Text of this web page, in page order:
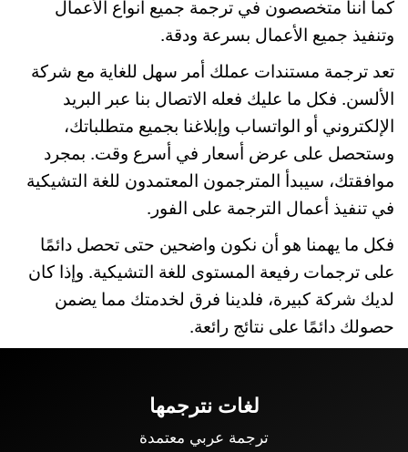
كما أننا متخصصون في ترجمة جميع أنواع الأعمال
وتنفيذ جميع الأعمال بسرعة ودقة.
تعد ترجمة مستندات عملك أمر سهل للغاية مع شركة
الألسن. فكل ما عليك فعله الاتصال بنا عبر البريد
الإلكتروني أو الواتساب وإبلاغنا بجميع متطلباتك،
وستحصل على عرض أسعار في أسرع وقت. بمجرد
موافقتك، سيبدأ المترجمون المعتمدون للغة التشيكية
في تنفيذ أعمال الترجمة على الفور.
فكل ما يهمنا هو أن نكون واضحين حتى تحصل دائمًا
على ترجمات رفيعة المستوى للغة التشيكية. وإذا كان
لديك شركة كبيرة، فلدينا فرق لخدمتك مما يضمن
حصولك دائمًا على نتائج رائعة.
لغات نترجمها
ترجمة عربي معتمدة